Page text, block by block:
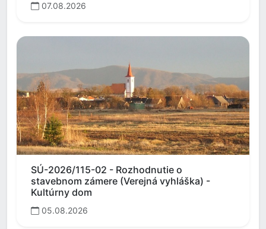
07.08.2026
SÚ-2026/115-02 - Rozhodnutie o
stavebnom zámere (Verejná vyhláška) -
Kultúrny dom
05.08.2026